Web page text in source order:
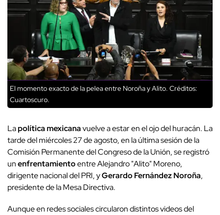
El momento exacto de la pelea entre Noroña y Alito. Créditos:
Cuartoscuro.
Lapolítica mexicanavuelve a estar en el ojo del huracán. La
tarde del miércoles 27 de agosto, en la última sesión de la
Comisión Permanente del Congreso de la Unión, se registró
unenfrentamientoentre Alejandro "Alito" Moreno,
dirigente nacional del PRI, yGerardo Fernández Noroña,
presidente de la Mesa Directiva.
Aunque en redes sociales circularon distintos videos del